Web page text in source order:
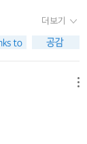
인물. 키바의 불
을 무너뜨릴 생
지자-
의 황제이자 선
레이랜드에게
타인을 위해 자신
며, 상황 판단과
손해를 보지 않
이러한 태도가 오
긴박한 상황 속
머는 이야기에
』은 새로운 세
우’라는 항로를
능한 채 서로에
있다는 과학적
력과 상업 귀족들
견고한 제국이
가장 흥미로웠
데니아와 상인
더보기